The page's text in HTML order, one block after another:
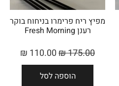
מפיץ ריח פרימרו בניחוח בוקר
רענן Fresh Morning
175.00
₪
110.00
₪
הוספה לסל